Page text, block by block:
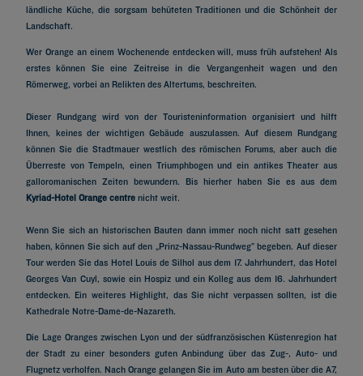
ländliche Küche, die sorgsam behüteten Traditionen und die Schönheit der
Landschaft.
Wer Orange an einem Wochenende entdecken will, muss früh aufstehen! Als
erstes können Sie eine Zeitreise in die Vergangenheit wagen und den
Römerweg, vorbei an Relikten des Altertums, beschreiten.
Dieser Rundgang wird von der Touristeninformation organisiert und hilft
Ihnen, keines der wichtigen Gebäude auszulassen. Auf diesem Rundgang
können Sie die Stadtmauer westlich des römischen Forums, aber auch die
Überreste von Tempeln, einen Triumphbogen und ein antikes Theater aus
galloromanischen Zeiten bewundern. Bis hierher haben Sie es aus dem
Kyriad-Hotel Orange centre nicht weit.
Wenn Sie sich an historischen Bauten dann immer noch nicht satt gesehen
haben, können Sie sich auf den „Prinz-Nassau-Rundweg” begeben. Auf dieser
Tour werden Sie das Hotel Louis de Silhol aus dem 17. Jahrhundert, das Hotel
Georges Van Cuyl, sowie ein Hospiz und ein Kolleg aus dem 16. Jahrhundert
entdecken. Ein weiteres Highlight, das Sie nicht verpassen sollten, ist die
Kathedrale Notre-Dame-de-Nazareth.
Die Lage Oranges zwischen Lyon und der südfranzösischen Küstenregion hat
der Stadt zu einer besonders guten Anbindung über das Zug-, Auto- und
Flugnetz verholfen. Nach Orange gelangen Sie im Auto am besten über die A7,